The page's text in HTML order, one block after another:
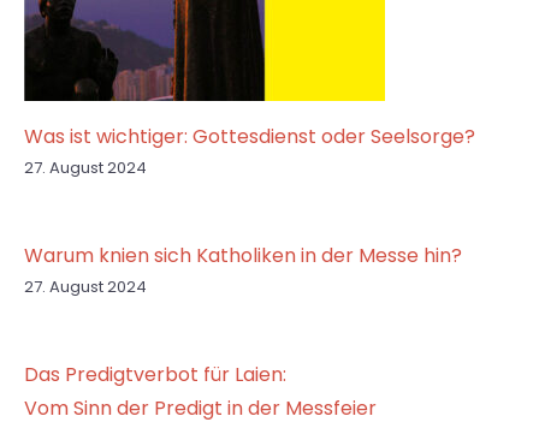
Was ist wichtiger: Gottesdienst oder Seelsorge?
27. August 2024
Warum knien sich Katholiken in der Messe hin?
27. August 2024
Das Predigtverbot für Laien:
Vom Sinn der Predigt in der Messfeier